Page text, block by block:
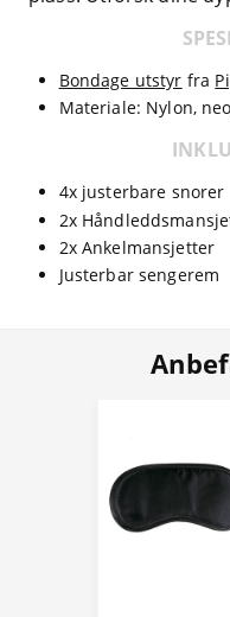
Bondage utstyr fra
Materiale: Nylon,
4x justerbare snorer
2x
2x Ankelmansjetter
Justerbar sengerem